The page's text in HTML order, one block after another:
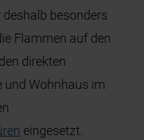
besonders
Flammen auf den
direkten
und Wohnhaus im
eingesetzt.